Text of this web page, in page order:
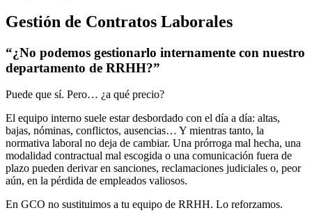
Gestión de Contratos Laborales
“¿No podemos gestionarlo internamente con nuestro
departamento de RRHH?”
Puede que sí. Pero… ¿a qué precio?
El equipo interno suele estar desbordado con el día a día: altas,
bajas, nóminas, conflictos, ausencias… Y mientras tanto, la
normativa laboral no deja de cambiar. Una prórroga mal hecha, una
modalidad contractual mal escogida o una comunicación fuera de
plazo pueden derivar en sanciones, reclamaciones judiciales o, peor
aún, en la pérdida de empleados valiosos.
En GCO no sustituimos a tu equipo de RRHH. Lo reforzamos.